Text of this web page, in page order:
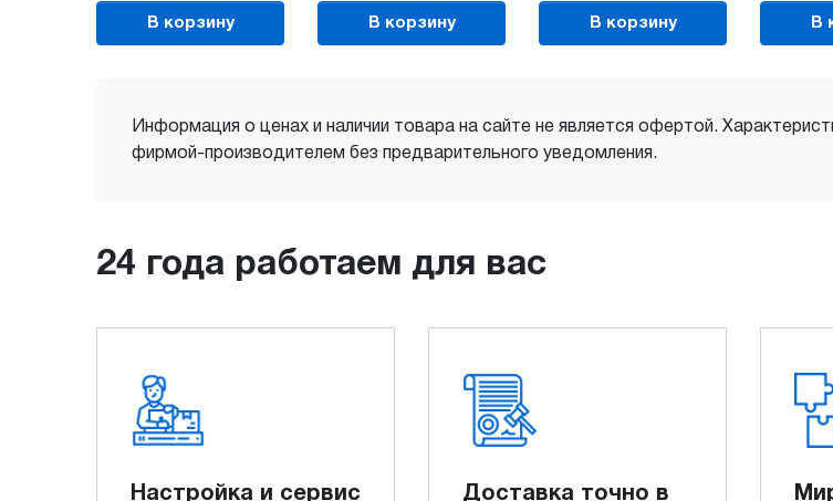
В корзину В корзину В корзину В
Информация о ценах и наличии товара на сайте не является офертой.
фирмой-производителем без предварительного уведомления.
24 года работаем для вас
Настройка и сервис Доставка точно в